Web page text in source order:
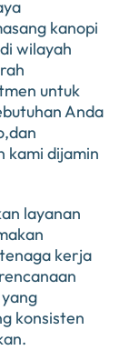
kanopi
wilayah
untuk
Anda
kami dijamin
layanan
kerja
konsisten